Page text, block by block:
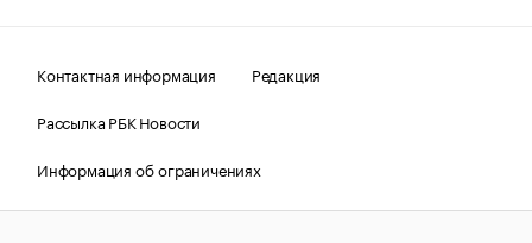
Контактная информация
Редакция
Рассылка РБК Новости
Информация об ограничениях
Правовая информация
О соблюдении авторских прав